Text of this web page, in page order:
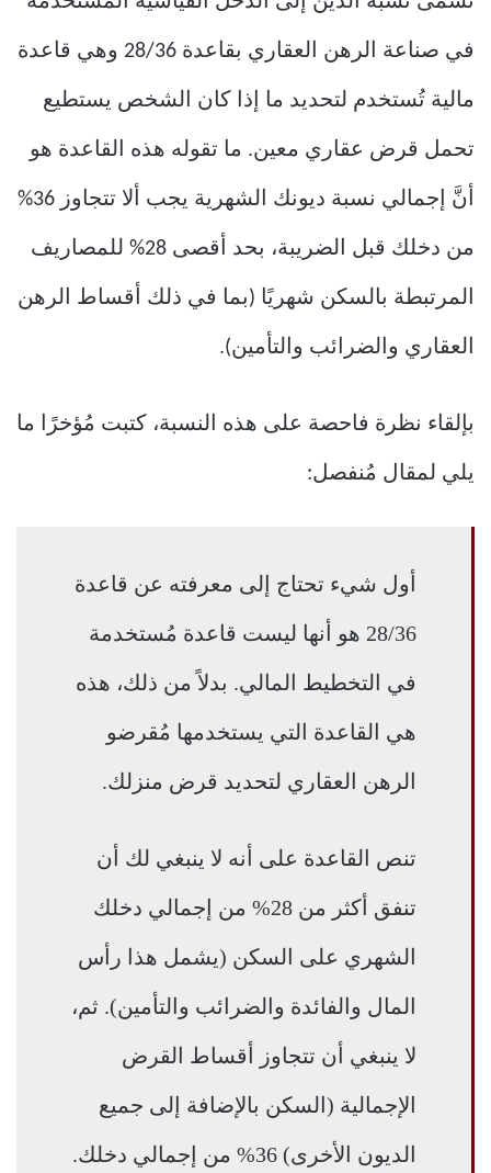
في صناعة الرهن العقاري بقاعدة 28/36 وهي قاعدة
مالية تُستخدم لتحديد ما إذا كان الشخص يستطيع
تحمل قرض عقاري معين. ما تقوله هذه القاعدة هو
أنَّ إجمالي نسبة ديونك الشهرية يجب ألا تتجاوز 36%
من دخلك قبل الضريبة، بحد أقصى 28% للمصاريف
المرتبطة بالسكن شهريًا (بما في ذلك أقساط الرهن
العقاري والضرائب والتأمين).
بإلقاء نظرة فاحصة على هذه النسبة، كتبت مُؤخرًا ما
يلي لمقال مُنفصل:
أول شيء تحتاج إلى معرفته عن قاعدة
28/36 هو أنها ليست قاعدة مُستخدمة
في التخطيط المالي. بدلاً من ذلك، هذه
هي القاعدة التي يستخدمها مُقرضو
الرهن العقاري لتحديد قرض منزلك.
تنص القاعدة على أنه لا ينبغي لك أن
تنفق أكثر من 28% من إجمالي دخلك
الشهري على السكن (يشمل هذا رأس
المال والفائدة والضرائب والتأمين). ثم،
لا ينبغي أن تتجاوز أقساط القرض
الإجمالية (السكن بالإضافة إلى جميع
الديون الأخرى) 36% من إجمالي دخلك.